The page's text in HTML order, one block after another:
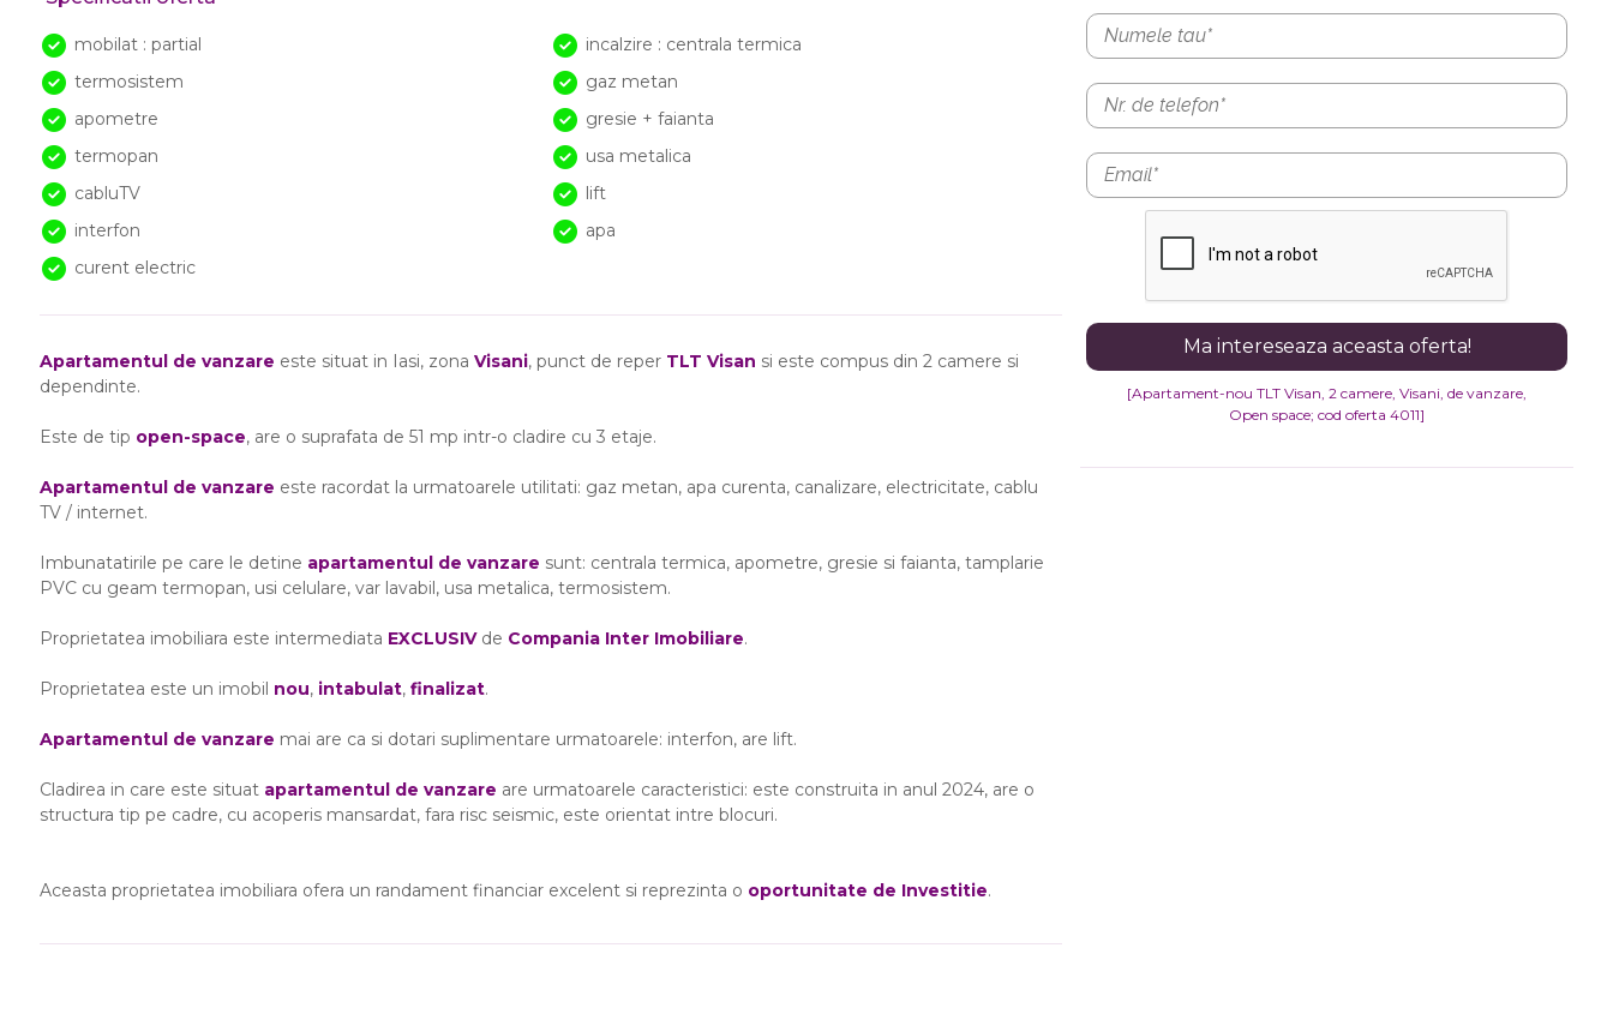
mobilat : partial
incalzire : centrala termica
termosistem
gaz metan
apometre
gresie + faianta
termopan
usa metalica
cabluTV
lift
interfon
apa
curent electric
Apartamentul de vanzare este situat in Iasi, zona Visani, punct de reper TLT Visan si este compus din 2 camere si
dependinte.
Este de tip open-space, are o suprafata de 51 mp intr-o cladire cu 3 etaje.
Apartamentul de vanzare este racordat la urmatoarele utilitati: gaz metan, apa curenta, canalizare, electricitate, cablu
TV / internet.
Imbunatatirile pe care le detine apartamentul de vanzare sunt: centrala termica, apometre, gresie si faianta, tamplarie
PVC cu geam termopan, usi celulare, var lavabil, usa metalica, termosistem.
Proprietatea imobiliara este intermediata EXCLUSIVde Compania Inter Imobiliare.
Proprietatea este un imobil nou, intabulat, finalizat.
Apartamentul de vanzare mai are ca si dotari suplimentare urmatoarele: interfon, are lift.
Cladirea in care este situat apartamentul de vanzare are urmatoarele caracteristici: este construita in anul 2024, are o
structura tip pe cadre, cu acoperis mansardat, fara risc seismic, este orientat intre blocuri.
Aceasta proprietatea imobiliara ofera un randament financiar excelent si reprezinta o oportunitate de Investitie.
[Apartament-nou TLT Visan, 2 camere, Visani, de vanzare,
Open space; cod oferta 4011]